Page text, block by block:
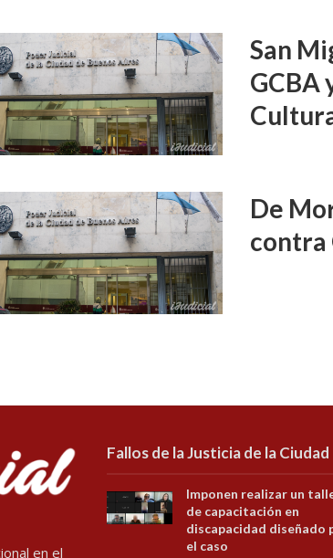
San
GCBA
De
contra
en el
Fallos de la Justicia de la Ciudad
Imponen realizar un
de capacitación en
discapacidad diseñado
el caso